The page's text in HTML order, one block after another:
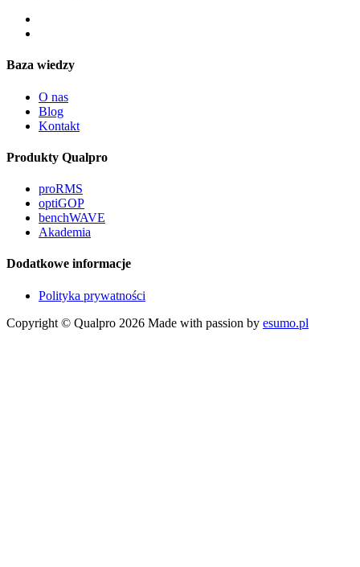
Baza wiedzy
O nas
Blog
Kontakt
Produkty Qualpro
proRMS
optiGOP
benchWAVE
Akademia
Dodatkowe informacje
Polityka prywatności
Copyright © Qualpro 2026 Made with passion by esumo.pl